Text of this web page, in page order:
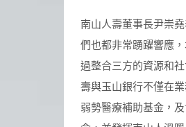
南山人壽董事長尹崇
們也都非常踴躍響應
過整合三方的資源和
壽與玉山銀行不僅在
弱勢醫療補助基金，